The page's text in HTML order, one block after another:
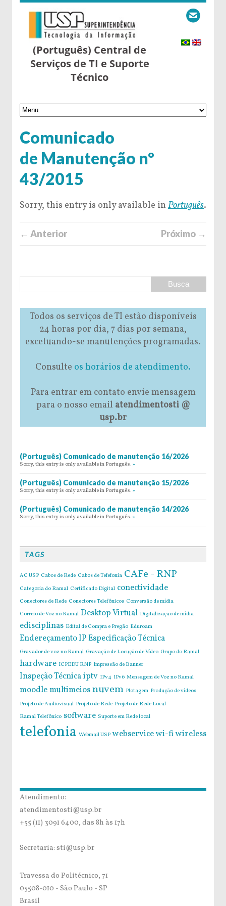
(Português) Central de
Serviços de TI e Suporte
Técnico
Comunicado
de Manutenção nº
43/2015
Sorry, this entry is only available in Português.
← Anterior Próximo →
Todos os serviços de TI estão disponíveis
24 horas por dia, 7 dias por semana,
excetuando-se manutenções programadas.
Consulte os horários de atendimento.
Para entrar em contato envie mensagem
para o nosso email atendimentosti @
usp.br
(Português) Comunicado de manutenção 16/2026
Sorry, this entry is only available in Português. »
(Português) Comunicado de manutenção 15/2026
Sorry, this entry is only available in Português. »
(Português) Comunicado de manutenção 14/2026
Sorry, this entry is only available in Português. »
TAGS
AC USP Cabos de Rede Cabos de Tefefonia CAFe - RNP
Categoria do Ramal Certificado Digital conectividade
Conectores de Rede Conectores Telefônicos Conversão de mídia
Correio de Voz no Ramal Desktop Virtual Digitalização de mídia
edisciplinas Edital de Compra e Pregão Eduroam
Endereçamento IPEspecificação Técnica
Gravador de voz no Ramal Gravação de Locução de Vídeo Grupo do Ramal
hardware ICPEDU RNP Impressão de Banner
Inspeção Técnicaiptv IPv4 IPv6 Mensagem de Voz no Ramal
moodlemultimeiosnuvem Plotagem Produção de vídeos
Projeto de Audiovisual Projeto de Rede Projeto de Rede Local
Ramal Telefônico software Suporte em Rede local
telefonia Webmail USP webservicewi-fiwireless
Atendimento:
atendimentosti@usp.br
+55 (11) 3091 6400, das 8h às 17h
Secretaria: sti@usp.br
Travessa do Politécnico, 71
05508-010 - São Paulo - SP
Brasil